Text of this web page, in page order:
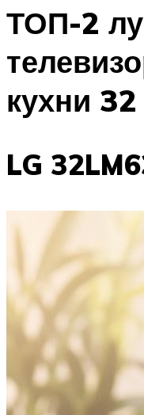
ТОП-2
кухни
LG